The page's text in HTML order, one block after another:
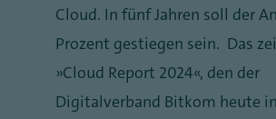
Cloud. In fünf Jahren soll der
Prozent gestiegen sein. Das
„Cloud Report 2024“, den der
Digitalverband Bitkom heute